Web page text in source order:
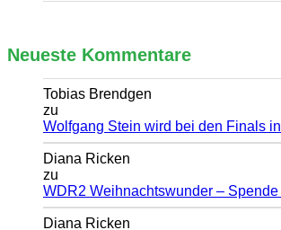
Neueste Kommentare
Tobias Brendgen
zu
Wolfgang Stein wird bei den Finals
Diana Ricken
zu
WDR2 Weihnachtswunder –
Diana Ricken